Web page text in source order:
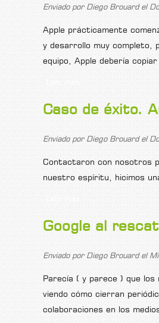
Enviado por Diego Brouardel
Apple prácticamente
y desarrollo muy completo,
equipo, Apple debería copiar
Caso de éxito.
Enviado por Diego Brouardel
Contactaron con nosotros
nuestro espíritu, hicimos
Google al
Enviado por Diego Brouardel
Parecía ( y parece ) que
viendo cómo cierran
colaboraciones en los